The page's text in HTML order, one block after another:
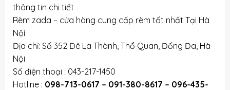
thông tin chi tiết
Rèm zada – cửa hàng cung cấp rèm tốt nhất Tại Hà
Nội
Địa chỉ: Số 352 Đê La Thành, Thổ Quan, Đống Đa, Hà
Nội
Số điện thoại : 043-217-1450
Hotline : 098-713-0617 – 091-380-8617 – 096-435-